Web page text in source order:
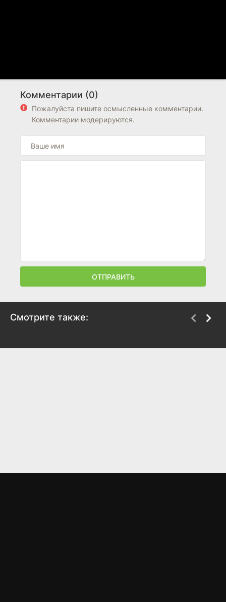
Комментарии (0)
Пожалуйста пишите осмысленные комментарии.
Комментарии модерируются.
ОТПРАВИТЬ
Смотрите также: